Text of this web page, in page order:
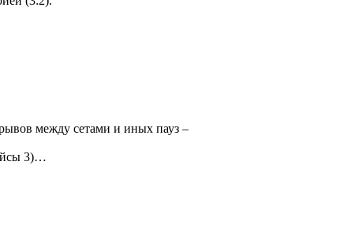
между сетами и иных пауз –
3)…